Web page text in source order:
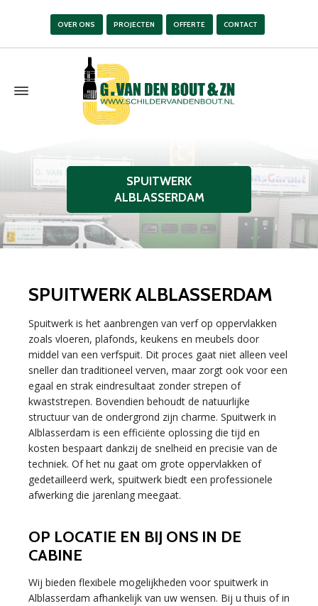
OVER ONS PROJECTEN OFFERTE CONTACT
SPUITWERK
ALBLASSERDAM
SPUITWERK ALBLASSERDAM
Spuitwerk is het aanbrengen van verf op oppervlakken
zoals vloeren, plafonds, keukens en meubels door
middel van een verfspuit. Dit proces gaat niet alleen veel
sneller dan traditioneel verven, maar zorgt ook voor een
egaal en strak eindresultaat zonder strepen of
kwaststrepen. Bovendien behoudt de natuurlijke
structuur van de ondergrond zijn charme. Spuitwerk in
Alblasserdam is een efficiënte oplossing die tijd en
kosten bespaart dankzij de snelheid en precisie van de
techniek. Of het nu gaat om grote oppervlakken of
gedetailleerd werk, spuitwerk biedt een professionele
afwerking die jarenlang meegaat.
OP LOCATIE EN BIJ ONS IN DE
CABINE
Wij bieden flexibele mogelijkheden voor spuitwerk in
Alblasserdam afhankelijk van uw wensen. Bij u thuis of in